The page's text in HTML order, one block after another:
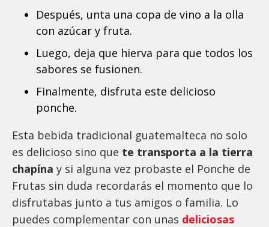
Después, unta una copa de vino a la olla
con azúcar y fruta.
Luego, deja que hierva para que todos los
sabores se fusionen.
Finalmente, disfruta este delicioso
ponche.
Esta bebida tradicional guatemalteca no solo
es delicioso sino que te transporta a la tierra
chapína y si alguna vez probaste el Ponche de
Frutas sin duda recordarás el momento que lo
disfrutabas junto a tus amigos o familia. Lo
puedes complementar con unas deliciosas